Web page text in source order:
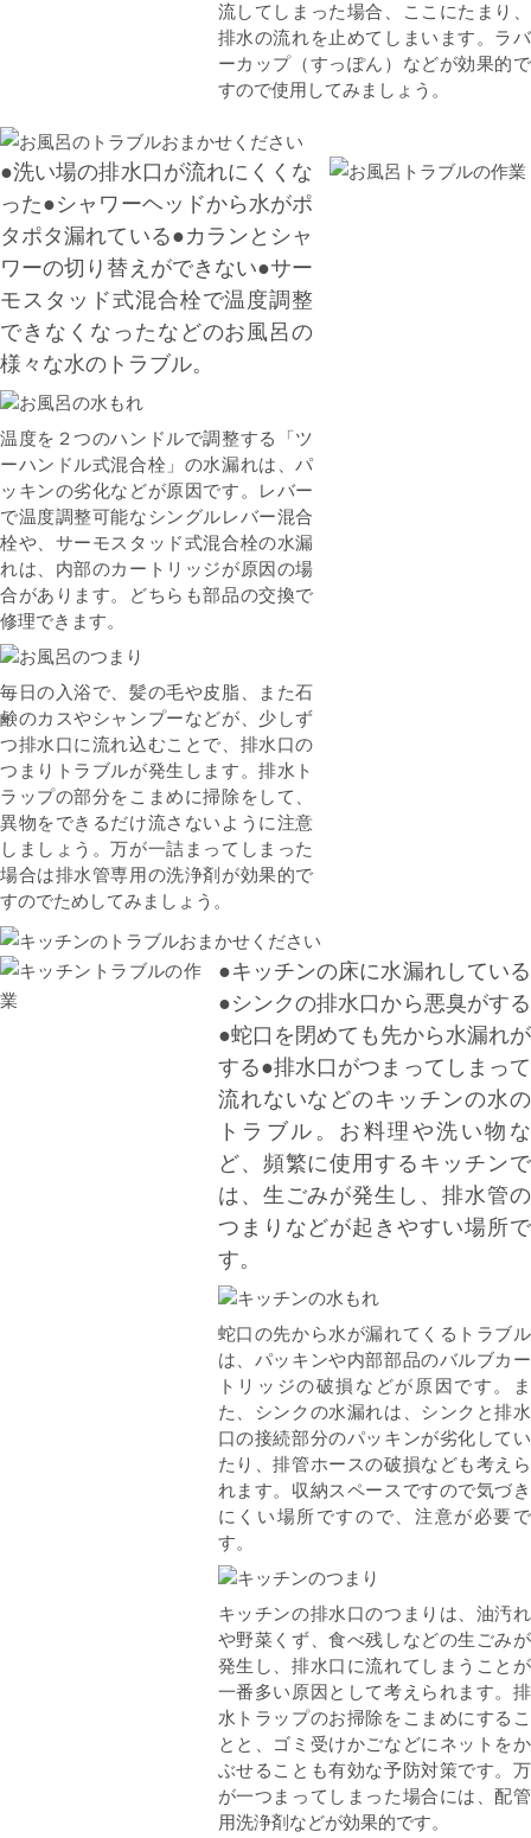
流してしまった場合、ここにたまり、
排水の流れを止めてしまいます。ラバ
ーカップ（すっぽん）などが効果的で
すので使用してみましょう。
●洗い場の排水口が流れにくくな
った●シャワーヘッドから水がポ
タポタ漏れている●カランとシャ
ワーの切り替えができない●サー
モスタッド式混合栓で温度調整
できなくなったなどのお風呂の
様々な水のトラブル。
温度を２つのハンドルで調整する「ツ
ーハンドル式混合栓」の水漏れは、パ
ッキンの劣化などが原因です。レバー
で温度調整可能なシングルレバー混合
栓や、サーモスタッド式混合栓の水漏
れは、内部のカートリッジが原因の場
合があります。どちらも部品の交換で
修理できます。
毎日の入浴で、髪の毛や皮脂、また石
鹸のカスやシャンプーなどが、少しず
つ排水口に流れ込むことで、排水口の
つまりトラブルが発生します。排水ト
ラップの部分をこまめに掃除をして、
異物をできるだけ流さないように注意
しましょう。万が一詰まってしまった
場合は排水管専用の洗浄剤が効果的で
すのでためしてみましょう。
●キッチンの床に水漏れしている
●シンクの排水口から悪臭がする
●蛇口を閉めても先から水漏れが
する●排水口がつまってしまって
流れないなどのキッチンの水の
トラブル。お料理や洗い物な
ど、頻繁に使用するキッチンで
は、生ごみが発生し、排水管の
つまりなどが起きやすい場所で
す。
蛇口の先から水が漏れてくるトラブル
は、パッキンや内部部品のバルブカー
トリッジの破損などが原因です。ま
た、シンクの水漏れは、シンクと排水
口の接続部分のパッキンが劣化してい
たり、排管ホースの破損なども考えら
れます。収納スペースですので気づき
にくい場所ですので、注意が必要で
す。
キッチンの排水口のつまりは、油汚れ
や野菜くず、食べ残しなどの生ごみが
発生し、排水口に流れてしまうことが
一番多い原因として考えられます。排
水トラップのお掃除をこまめにするこ
とと、ゴミ受けかごなどにネットをか
ぶせることも有効な予防対策です。万
が一つまってしまった場合には、配管
用洗浄剤などが効果的です。